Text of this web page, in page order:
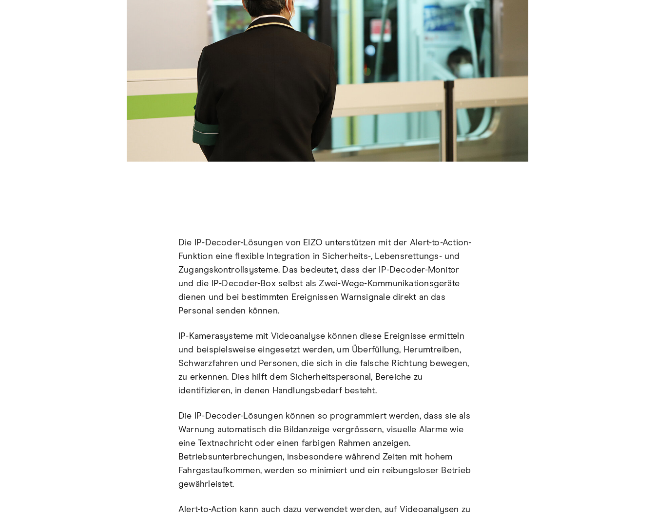
Die IP-Decoder-Lösungen von EIZO unterstützen mit der Alert-to-Action-
Funktion eine flexible Integration in Sicherheits-, Lebensrettungs- und
Zugangskontrollsysteme. Das bedeutet, dass der IP-Decoder-Monitor
und die IP-Decoder-Box selbst als Zwei-Wege-Kommunikationsgeräte
dienen und bei bestimmten Ereignissen Warnsignale direkt an das
Personal senden können.
IP-Kamerasysteme mit Videoanalyse können diese Ereignisse ermitteln
und beispielsweise eingesetzt werden, um Überfüllung, Herumtreiben,
Schwarzfahren und Personen, die sich in die falsche Richtung bewegen,
zu erkennen. Dies hilft dem Sicherheitspersonal, Bereiche zu
identifizieren, in denen Handlungsbedarf besteht.
Die IP-Decoder-Lösungen können so programmiert werden, dass sie als
Warnung automatisch die Bildanzeige vergrössern, visuelle Alarme wie
eine Textnachricht oder einen farbigen Rahmen anzeigen.
Betriebsunterbrechungen, insbesondere während Zeiten mit hohem
Fahrgastaufkommen, werden so minimiert und ein reibungsloser Betrieb
gewährleistet.
Alert-to-Action kann auch dazu verwendet werden, auf Videoanalysen zu